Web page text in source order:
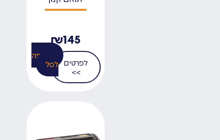
₪145
לפרטים
>>
הוספה
לסל